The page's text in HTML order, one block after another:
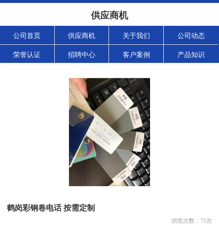
供应商机
公司首页 供应商机 关于我们 公司动态
荣誉认证 招聘中心 客户案例 产品知识
鹤岗彩钢卷电话 按需定制
浏览次数： 71次